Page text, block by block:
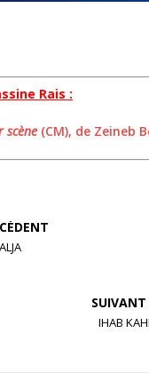
Rais :
scène (CM), de Zeineb
SUIVANT
IHAB